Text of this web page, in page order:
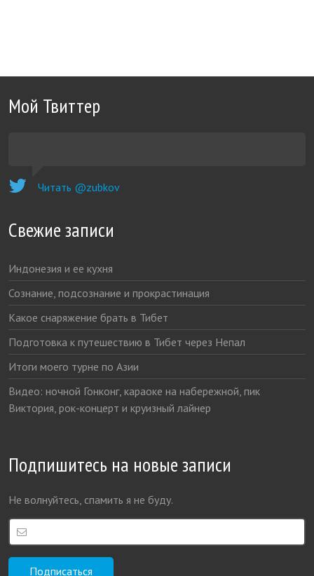
Мой Твиттер
Читать @zubkov
Свежие записи
Индонезия и ее кухня
Сознание, подсознание и прокрастинация
Какое снаряжение брать в Тибет
Подготовка к путешествию в Тибет через Непал
Итоги моего турне по Азии
Видео: ночной Гонконг, караоке на набережной, пик
Виктория, рок-концерт и круизный лайнер
Подпишитесь на новые записи
Не волнуйтесь, спамить я не буду.